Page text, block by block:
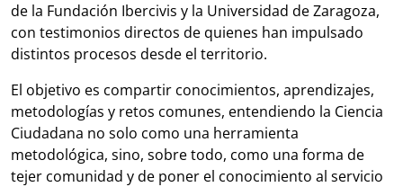
de la Fundación Ibercivis y la Universidad de Zaragoza,
con testimonios directos de quienes han impulsado
distintos procesos desde el territorio.
El objetivo es compartir conocimientos, aprendizajes,
metodologías y retos comunes, entendiendo la Ciencia
Ciudadana no solo como una herramienta
metodológica, sino, sobre todo, como una forma de
tejer comunidad y de poner el conocimiento al servicio